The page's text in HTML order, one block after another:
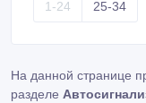
установка
механических
-установка
1-24 25-34
На данной странице
разделе